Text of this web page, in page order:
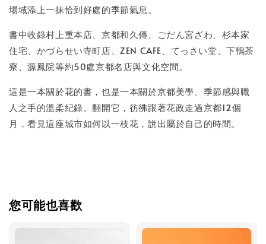
場域添上一抹恰到好處的季節氣息。
書中收錄村上重本店、京都和久傳、ごだん宮ざわ、杉本家
住宅、かづらせい寺町店、ZEN CAFE、てっさい堂、下鴨茶
寮、源鳳院等約50處京都名店與文化空間。
這是一本關於花的書，也是一本關於京都美學、季節感與職
人之手的溫柔紀錄。翻開它，彷彿跟著花政走過京都12個
月，看見這座城市如何以一枝花，說出屬於自己的時間。
您可能也喜歡